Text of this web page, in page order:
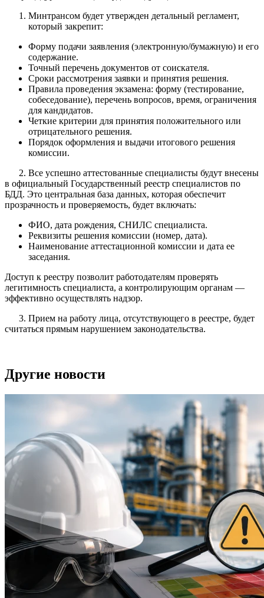
Минтрансом будет утвержден детальный регламент,
который закрепит:
Форму подачи заявления (электронную/бумажную) и его
содержание.
Точный перечень документов от соискателя.
Сроки рассмотрения заявки и принятия решения.
Правила проведения экзамена: форму (тестирование,
собеседование), перечень вопросов, время, ограничения
для кандидатов.
Четкие критерии для принятия положительного или
отрицательного решения.
Порядок оформления и выдачи итогового решения
комиссии.
2. Все успешно аттестованные специалисты будут внесены
в официальный Государственный реестр специалистов по
БДД. Это центральная база данных, которая обеспечит
прозрачность и проверяемость, будет включать:
ФИО, дата рождения, СНИЛС специалиста.
Реквизиты решения комиссии (номер, дата).
Наименование аттестационной комиссии и дата ее
заседания.
Доступ к реестру позволит работодателям проверять
легитимность специалиста, а контролирующим органам —
эффективно осуществлять надзор.
3. Прием на работу лица, отсутствующего в реестре, будет
считаться прямым нарушением законодательства.
Другие новости